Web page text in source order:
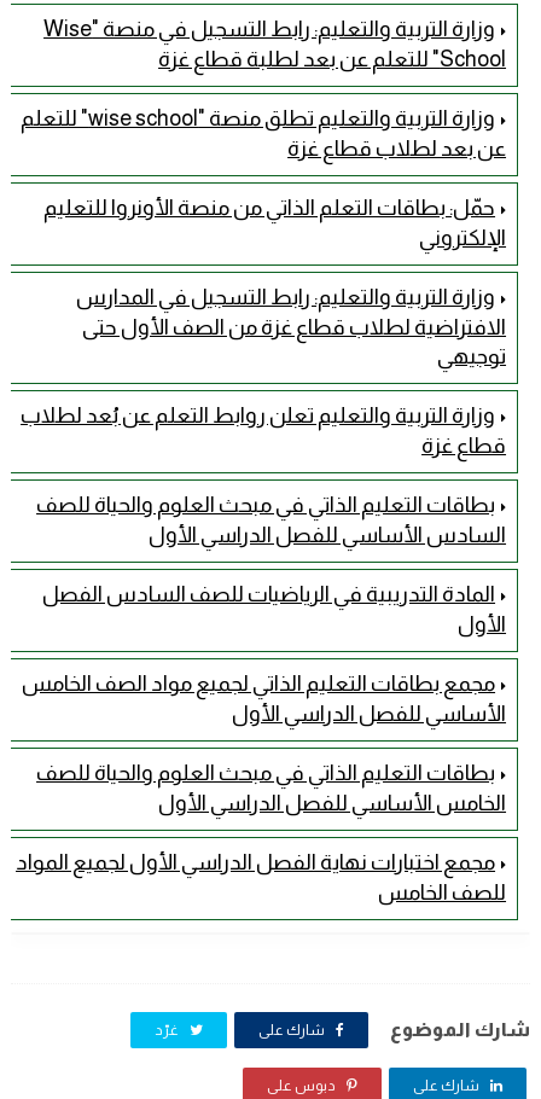
وزارة التربية والتعليم: رابط التسجيل في منصة "Wise
School" للتعلم عن بعد لطلبة قطاع غزة
وزارة التربية والتعليم تطلق منصة "wise school" للتعلم
عن بعد لطلاب قطاع غزة
حمّل: بطاقات التعلم الذاتي من منصة الأونروا للتعليم
الإلكتروني
وزارة التربية والتعليم: رابط التسجيل في المدارس
الافتراضية لطلاب قطاع غزة من الصف الأول حتى
توجيهي
وزارة التربية والتعليم تعلن روابط التعلم عن بُعد لطلاب
قطاع غزة
بطاقات التعليم الذاتي في مبحث العلوم والحياة للصف
السادس الأساسي للفصل الدراسي الأول
المادة التدريبية في الرياضيات للصف السادس الفصل
الأول
مجمع بطاقات التعليم الذاتي لجميع مواد الصف الخامس
الأساسي للفصل الدراسي الأول
بطاقات التعليم الذاتي في مبحث العلوم والحياة للصف
الخامس الأساسي للفصل الدراسي الأول
مجمع اختبارات نهاية الفصل الدراسي الأول لجميع المواد
للصف الخامس
شارك الموضوع شارك على غرّد
شارك على دبوس على